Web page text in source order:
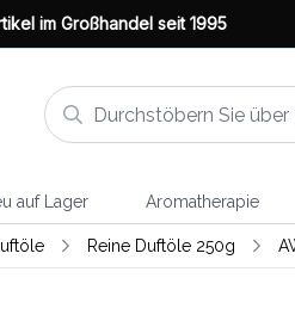
im Großhandel seit 1995
auf Lager Aromatherapie
Reine Duftöle 250g